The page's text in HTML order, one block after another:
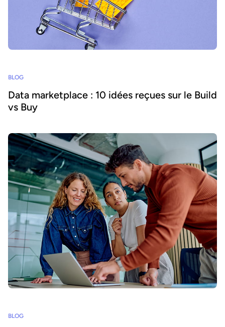
BLOG
Data marketplace : 10 idées reçues sur le Build
vs Buy
BLOG